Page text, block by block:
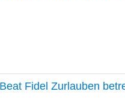
Fidel Zurlauben